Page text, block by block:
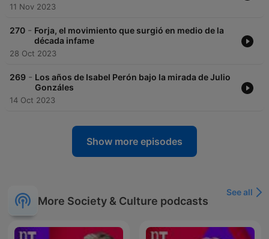
11 Nov 2023
270 - Forja, el movimiento que surgió en medio de la
década infame
28 Oct 2023
269 - Los años de Isabel Perón bajo la mirada de Julio
Gonzáles
14 Oct 2023
Show more episodes
More Society & Culture podcasts
See all